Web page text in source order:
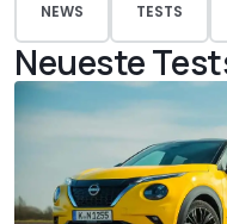
NEWS TESTS
Neueste